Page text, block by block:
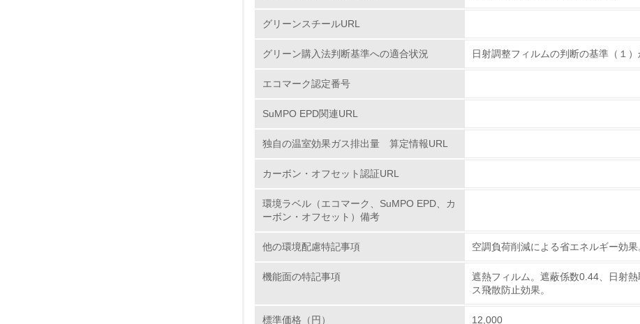
5. 環境取り組み体制と成果を定期的に検証して次の活動に活かしている
6. 従業員が環境方針に基づいて自分の業務の中で行うべき環境対策を
→ 導入している規格名 ISO14001
8.
グリーンスチールURL
グリーン購入法判断基準への適合状況 日射調整フィルムの判断の基準（１
エコマーク認定番号
SuMPO EPD関連URL
独自の温室効果ガス排出量 算定情報URL
カーボン・オフセット認証URL
環境ラベル（エコマーク、SuMPO EPD、カ
ーボン・オフセット）備考
他の環境配慮特記事項 空調負荷削減による省エネルギー効果
機能面の特記事項
遮熱フィルム。遮蔽係数0.44、日射
ス飛散防止効果。
標準価格（円） 12,000